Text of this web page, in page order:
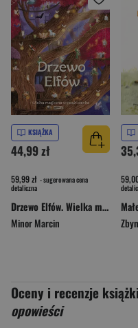
KSIĄŻKA
44,99 zł
59,99 zł - sugerowana cena
detaliczna
Drzewo Elfów. Wielka magiczna wyszukiwanka
Minor Marcin
Oceny i recenzje książki
opowieści